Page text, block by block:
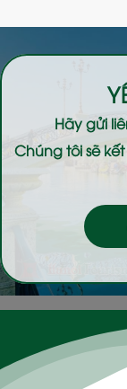
Hãy gửi
Chúng tôi sẽ